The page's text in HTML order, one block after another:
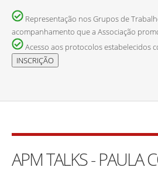
Representação nos Grupos de
acompanhamento que a Associação
Acesso aos protocolos estabelecidos
APM TALKS - PAULA